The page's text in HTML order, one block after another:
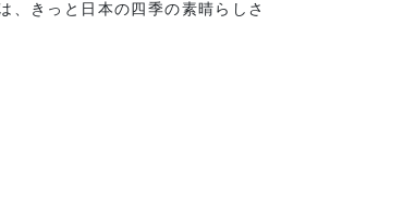
、きっと日本の四季の素晴らしさ